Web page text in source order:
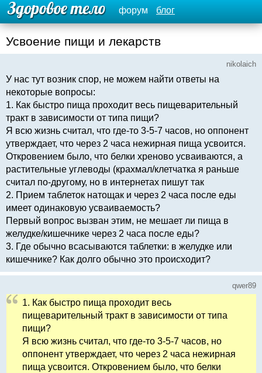
форум блог
Усвоение пищи и лекарств
nikolaich
У нас тут возник спор, не можем найти ответы на
некоторые вопросы:
1. Как быстро пища проходит весь пищеварительный
тракт в зависимости от типа пищи?
Я всю жизнь считал, что где-то 3-5-7 часов, но оппонент
утверждает, что через 2 часа нежирная пища усвоится.
Откровением было, что белки хреново усваиваются, а
растительные углеводы (крахмал/клетчатка я раньше
считал по-другому, но в интернетах пишут так
2. Прием таблеток натощак и через 2 часа после еды
имеет одинаковую усваиваемость?
Первый вопрос вызван этим, не мешает ли пища в
желудке/кишечнике через 2 часа после еды?
3. Где обычно всасываются таблетки: в желудке или
кишечнике? Как долго обычно это происходит?
qwer89
1. Как быстро пища проходит весь
пищеварительный тракт в зависимости от типа
пищи?
Я всю жизнь считал, что где-то 3-5-7 часов, но
оппонент утверждает, что через 2 часа нежирная
пища усвоится. Откровением было, что белки